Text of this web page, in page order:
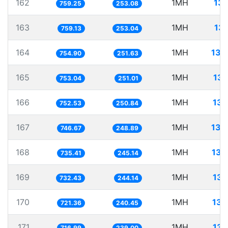
162 759.25 253.08 1MH
163 759.13 253.04 1MH
164 754.90 251.63 1MH
165 753.04 251.01 1MH
166 752.53 250.84 1MH
167 746.67 248.89 1MH
168 735.41 245.14 1MH
169 732.43 244.14 1MH
170 721.36 240.45 1MH